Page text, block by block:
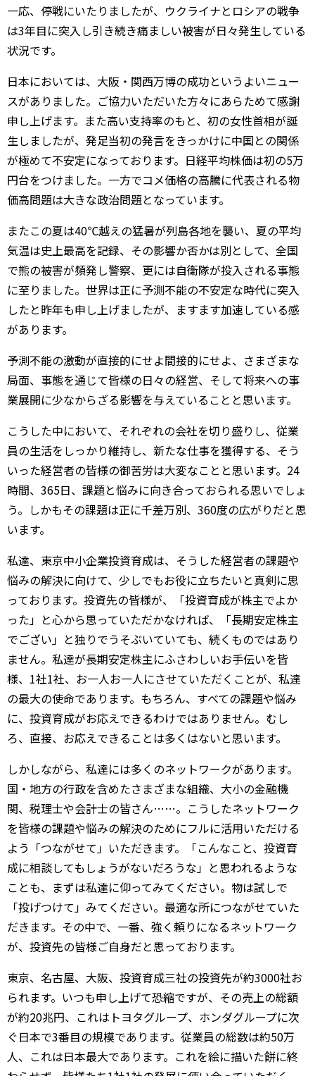
一応、停戦にいたりましたが、ウクライナとロシアの戦争
は3年目に突入し引き続き痛ましい被害が日々発生している
状況です。
日本においては、大阪・関西万博の成功というよいニュー
スがありました。ご協力いただいた方々にあらためて感謝
申し上げます。また高い支持率のもと、初の女性首相が誕
生しましたが、発足当初の発言をきっかけに中国との関係
が極めて不安定になっております。日経平均株価は初の5万
円台をつけました。一方でコメ価格の高騰に代表される物
価高問題は大きな政治問題となっています。
またこの夏は40℃越えの猛暑が列島各地を襲い、夏の平均
気温は史上最高を記録、その影響か否かは別として、全国
で熊の被害が頻発し警察、更には自衛隊が投入される事態
に至りました。世界は正に予測不能の不安定な時代に突入
したと昨年も申し上げましたが、ますます加速している感
があります。
予測不能の激動が直接的にせよ間接的にせよ、さまざまな
局面、事態を通じて皆様の日々の経営、そして将来への事
業展開に少なからざる影響を与えていることと思います。
こうした中において、それぞれの会社を切り盛りし、従業
員の生活をしっかり維持し、新たな仕事を獲得する、そう
いった経営者の皆様の御苦労は大変なことと思います。24
時間、365日、課題と悩みに向き合っておられる思いでしょ
う。しかもその課題は正に千差万別、360度の広がりだと思
います。
私達、東京中小企業投資育成は、そうした経営者の課題や
悩みの解決に向けて、少しでもお役に立ちたいと真剣に思
っております。投資先の皆様が、「投資育成が株主でよか
った」と心から思っていただかなければ、「長期安定株主
でござい」と独りでうそぶいていても、続くものではあり
ません。私達が長期安定株主にふさわしいお手伝いを皆
様、1社1社、お一人お一人にさせていただくことが、私達
の最大の使命であります。もちろん、すべての課題や悩み
に、投資育成がお応えできるわけではありません。むし
ろ、直接、お応えできることは多くはないと思います。
しかしながら、私達には多くのネットワークがあります。
国・地方の行政を含めたさまざまな組織、大小の金融機
関、税理士や会計士の皆さん……。こうしたネットワーク
を皆様の課題や悩みの解決のためにフルに活用いただける
よう「つながせて」いただきます。「こんなこと、投資育
成に相談してもしょうがないだろうな」と思われるような
ことも、まずは私達に仰ってみてください。物は試しで
「投げつけて」みてください。最適な所につながせていた
だきます。その中で、一番、強く頼りになるネットワーク
が、投資先の皆様ご自身だと思っております。
東京、名古屋、大阪、投資育成三社の投資先が約3000社お
られます。いつも申し上げて恐縮ですが、その売上の総額
が約20兆円、これはトヨタグループ、ホンダグループに次
ぐ日本で3番目の規模であります。従業員の総数は約50万
人、これは日本最大であります。これを絵に描いた餅に終